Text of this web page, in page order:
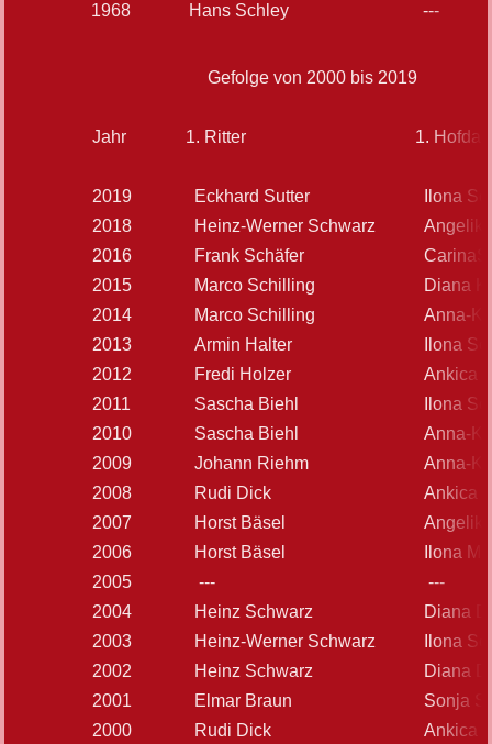
1968
Hans Schley ---
Gefolge von 2000 bis 2019
Jahr 1. Ritter 1.
2019 Eckhard Sutter
Ilona
2018
Heinz-Werner Schwarz
2016
Frank Schäfer
2015
Marco Schilling
Diana
2014
Marco Schilling
Anna-
2013
Armin Halter
Ilona
2012
Fredi Holzer
Ankica
2011
Sascha Biehl
Ilona
2010
Sascha Biehl
Anna-
2009
Johann Riehm
Anna-
2008
Rudi Dick
Ankica
2007
Horst Bäsel
2006
Horst Bäsel
Ilona
2005
---
---
2004
Heinz Schwarz
Diana
2003
Heinz-Werner Schwarz
Ilona
2002
Heinz Schwarz
Diana
2001
Elmar Braun
Sonja
2000
Rudi Dick
Ankica